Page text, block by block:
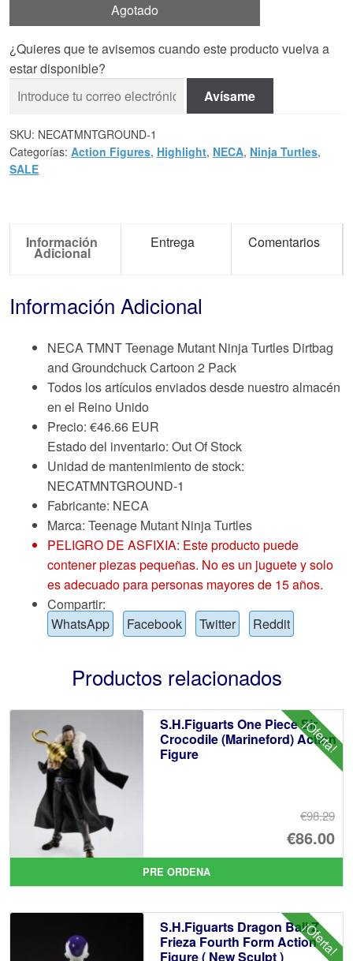
Agotado
¿Quieres que te avisemos cuando este producto vuelva a
estar disponible?
Avísame
SKU: NECATMNTGROUND-1
Categorías: Action Figures, Highlight, NECA, Ninja Turtles,
SALE
Información
Adicional
Entrega Comentarios
Información Adicional
NECA TMNT Teenage Mutant Ninja Turtles Dirtbag
and Groundchuck Cartoon 2 Pack
Todos los artículos enviados desde nuestro almacén
en el Reino Unido
Precio: €46.66 EUR
Estado del inventario: Out Of Stock
Unidad de mantenimiento de stock:
NECATMNTGROUND-1
Fabricante: NECA
Marca: Teenage Mutant Ninja Turtles
PELIGRO DE ASFIXIA: Este producto puede
contener piezas pequeñas. No es un juguete y solo
es adecuado para personas mayores de 15 años.
Compartir:
WhatsApp
Facebook Twitter Reddit
Productos relacionados
¡Oferta!
S.H.Figuarts One Piece Sir
Crocodile (Marineford) Action
Figure
€98.29
El
€86.00
El
PRE ORDENA
¡Oferta!
S.H.Figuarts Dragon Ball Z
Frieza Fourth Form Action
Figure ( New Sculpt )